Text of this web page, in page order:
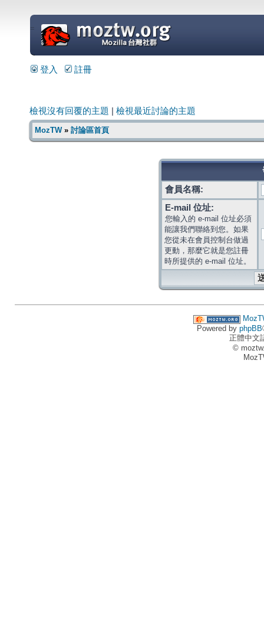
=
登入 註冊
檢視沒有回覆的主題 檢視最近討論的主題
MozTW» 討論區首頁
會員名稱:
E-mail 位址:
您輸入的 e-mail 位址必須
能讓我們聯絡到您。如果
您從未在會員控制台做過
更動，那麼它就是您註冊
時所提供的 e-mail 位址。
Powered by phpBB
正體中文
©